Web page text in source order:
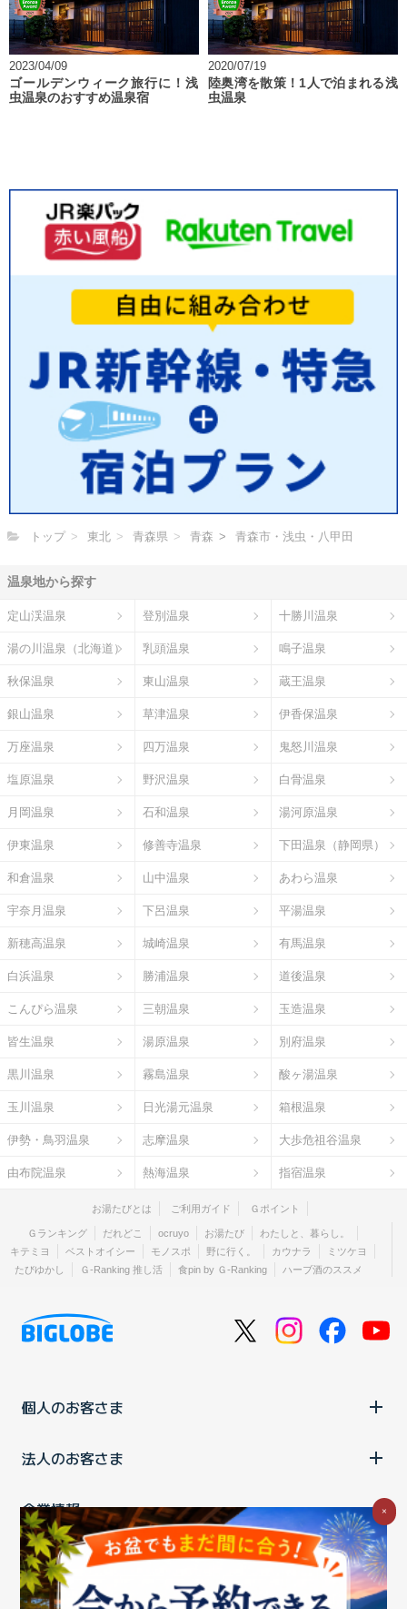
2023/04/09
ゴールデンウィーク旅行に！浅
虫温泉のおすすめ温泉宿
2020/07/19
陸奥湾を散策！1人で泊まれる浅
虫温泉
トップ 東北 青森県 青森 青森市・浅虫・八甲田
温泉地から探す
定山渓温泉 登別温泉 十勝川温泉
湯の川温泉（北海道） 乳頭温泉 鳴子温泉
秋保温泉 東山温泉 蔵王温泉
銀山温泉 草津温泉 伊香保温泉
万座温泉 四万温泉 鬼怒川温泉
塩原温泉 野沢温泉 白骨温泉
月岡温泉 石和温泉 湯河原温泉
伊東温泉 修善寺温泉 下田温泉（静岡県）
和倉温泉 山中温泉 あわら温泉
宇奈月温泉 下呂温泉 平湯温泉
新穂高温泉 城崎温泉 有馬温泉
白浜温泉 勝浦温泉 道後温泉
こんぴら温泉 三朝温泉 玉造温泉
皆生温泉 湯原温泉 別府温泉
黒川温泉 霧島温泉 酸ヶ湯温泉
玉川温泉 日光湯元温泉 箱根温泉
伊勢・鳥羽温泉 志摩温泉 大歩危祖谷温泉
由布院温泉 熱海温泉 指宿温泉
お湯たびとは ご利用ガイド Ｇポイント
Ｇランキング だれどこ ocruyo お湯たび
わたしと、暮らし。
キテミヨ
ベストオイシー モノスポ 野に行く。 カウナラ
ミツケヨ
たびゆかし
Ｇ-Ranking 推し活 食pin by Ｇ-Ranking ハーブ酒のススメ
個人のお客さま
法人のお客さま
企業情報
ご利用中の方
×